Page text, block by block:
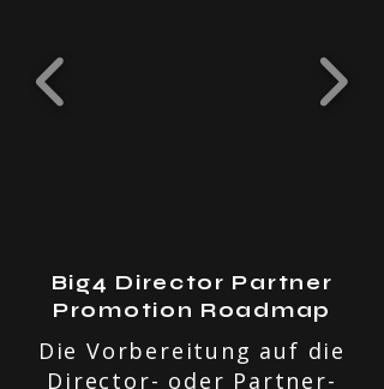
Big4 Director Partner
Promotion Roadmap
Die Vorbereitung auf die
Director- oder Partner-